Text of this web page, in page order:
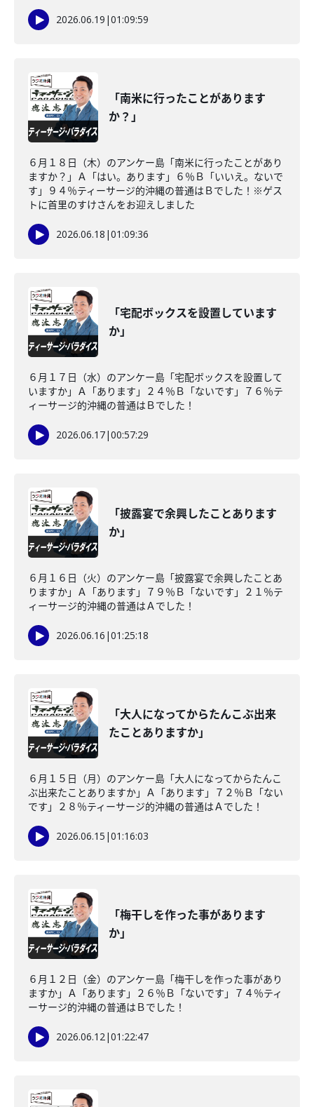
2026.06.19 |01:09:59
「南米に行ったことがあります
か？」
６月１８日（木）のアンケー島「南米に行ったことがあり
ますか？」Ａ「はい。あります」６％Ｂ「いいえ。ないで
す」９４％ティーサージ的沖縄の普通はＢでした！※ゲス
トに首里のすけさんをお迎えしました
2026.06.18 |01:09:36
「宅配ボックスを設置しています
か」
６月１７日（水）のアンケー島「宅配ボックスを設置して
いますか」Ａ「あります」２４％Ｂ「ないです」７６％テ
ィーサージ的沖縄の普通はＢでした！
2026.06.17|00:57:29
「披露宴で余興したことあります
か」
６月１６日（火）のアンケー島「披露宴で余興したことあ
りますか」Ａ「あります」７９％Ｂ「ないです」２１％テ
ィーサージ的沖縄の普通はＡでした！
2026.06.16 |01:25:18
「大人になってからたんこぶ出来
たことありますか」
６月１５日（月）のアンケー島「大人になってからたんこ
ぶ出来たことありますか」Ａ「あります」７２％Ｂ「ない
です」２８％ティーサージ的沖縄の普通はＡでした！
2026.06.15 |01:16:03
「梅干しを作った事があります
か」
６月１２日（金）のアンケー島「梅干しを作った事があり
ますか」Ａ「あります」２６％Ｂ「ないです」７４％ティ
ーサージ的沖縄の普通はＢでした！
2026.06.12|01:22:47